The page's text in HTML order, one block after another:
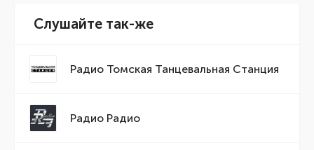
Слушайте так-же
Радио Томская Танцевальная Станция
Радио Радио